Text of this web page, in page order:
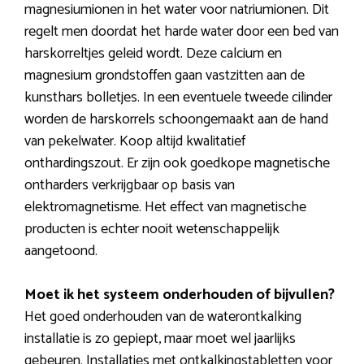
magnesiumionen in het water voor natriumionen. Dit
regelt men doordat het harde water door een bed van
harskorreltjes geleid wordt. Deze calcium en
magnesium grondstoffen gaan vastzitten aan de
kunsthars bolletjes. In een eventuele tweede cilinder
worden de harskorrels schoongemaakt aan de hand
van pekelwater. Koop altijd kwalitatief
onthardingszout. Er zijn ook goedkope magnetische
ontharders verkrijgbaar op basis van
elektromagnetisme. Het effect van magnetische
producten is echter nooit wetenschappelijk
aangetoond.
Moet ik het systeem onderhouden of bijvullen?
Het goed onderhouden van de waterontkalking
installatie is zo gepiept, maar moet wel jaarlijks